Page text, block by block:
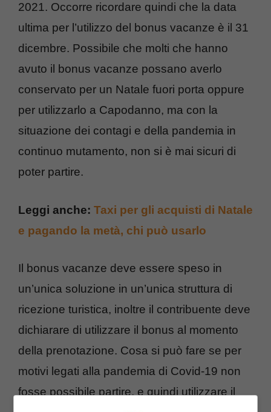
2021. Occorre ricordare quindi che la data
ultima per l’utilizzo del bonus vacanze è il 31
dicembre. Possibile che molti che hanno
avuto il bonus vacanze possano averlo
conservato per un Natale fuori porta oppure
per utilizzarlo a Capodanno, ma con la
situazione dei contagi e della pandemia in
continuo mutamento, non si è mai sicuri di
poter partire.
Leggi anche: Taxi per gli acquisti di Natale
e pagando la metà, chi può usarlo
Il bonus vacanze deve essere speso in
un’unica soluzione in un’unica struttura di
ricezione turistica, inoltre il contribuente deve
dichiarare di utilizzare il bonus al momento
della prenotazione. Cosa si può fare se per
motivi legati alla pandemia di Covid-19 non
fosse possibile partire, e quindi utilizzare il